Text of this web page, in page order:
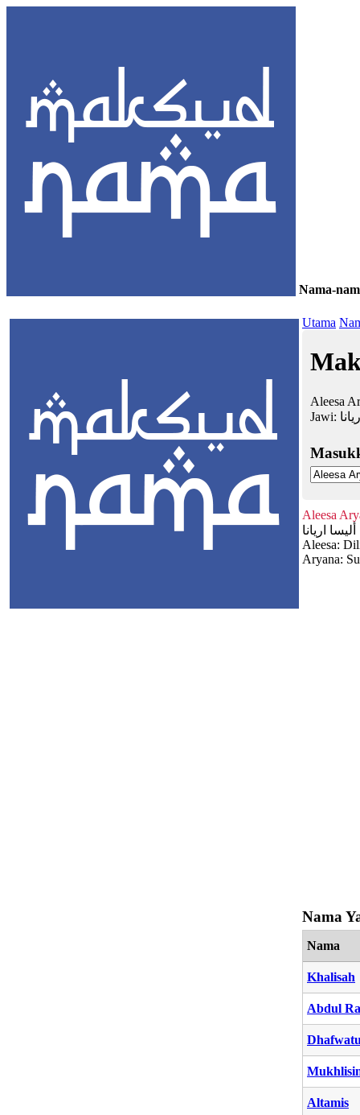
Nama-
Utama
Aleesa
Jawi:
Aleesa
أليسا اريانا
Aleesa:
Aryana:
Nama
Nama
Khalisah
Abdul
Altamis